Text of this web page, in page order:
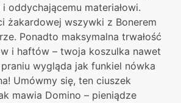
oddychającemu materiałowi.
żakardowej wszywki z Bonerem
Ponadto maksymalna trwałość
i haftów – twoja koszulka nawet
wygląda jak funkiel nówka
Umówmy się, ten ciuszek
mawia Domino – pieniądze